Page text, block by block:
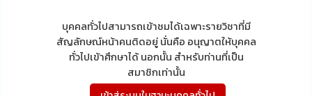
บุคคลทั่วไปสามารถเข้าชมได้เฉพาะรายวิชาที่มี
สัญลักษณ์หน้าคนติดอยู่ นั่นคือ อนุญาตให้บุคคล
ทั่วไปเข้าศึกษาได้ นอกนั้น สำหรับท่านที่เป็น
สมาชิกเท่านั้น